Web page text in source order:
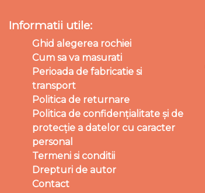
Informatii utile:
Ghid alegerea rochiei
Cum sa va masurati
Perioada de fabricatie si
transport
Politica de returnare
Politica de confidențialitate și de
protecție a datelor cu caracter
personal
Termeni si conditii
Drepturi de autor
Contact